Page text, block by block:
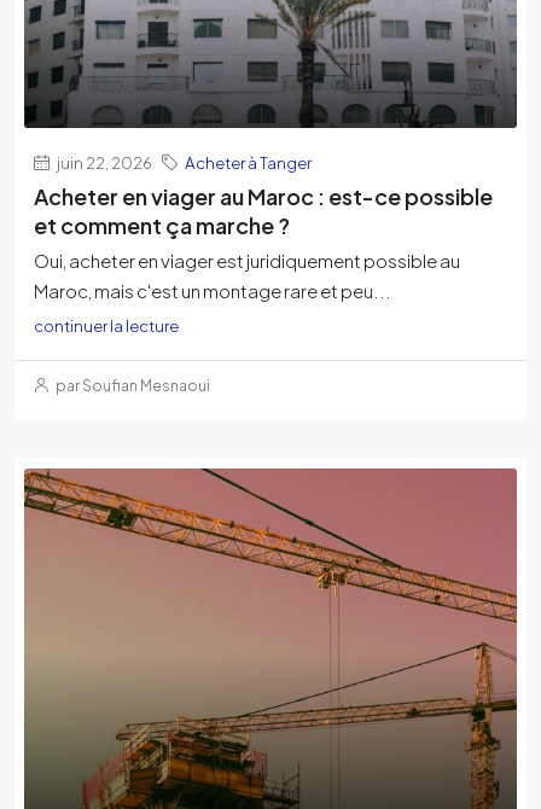
juin 22, 2026 Acheter à Tanger
Acheter en viager au Maroc : est-ce possible
et comment ça marche ?
Oui, acheter en viager est juridiquement possible au
Maroc, mais c'est un montage rare et peu...
continuer la lecture
par Soufian Mesnaoui